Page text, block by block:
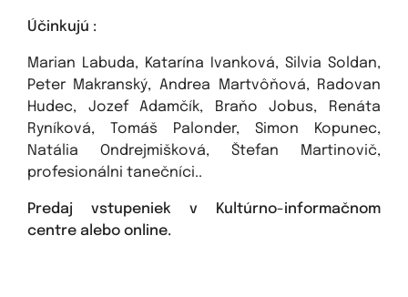
Účinkujú :
Marian Labuda, Katarína Ivanková, Silvia Soldan,
Peter Makranský, Andrea Martvôňová, Radovan
Hudec, Jozef Adamčík, Braňo Jobus, Renáta
Ryníková, Tomáš Palonder, Simon Kopunec,
Natália Ondrejmišková, Štefan Martinovič,
profesionálni tanečníci..
Predaj vstupeniek v Kultúrno-informačnom
centre alebo online.